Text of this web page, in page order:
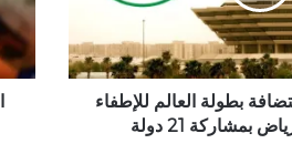
بطولة العالم للإطفاء
بمشاركة 21 دولة